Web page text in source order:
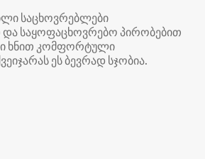
საცხოვრებლები
საყოფაცხოვრებო პირობებით
ხნით კომფორტული
ეს ბევრად სჯობია.